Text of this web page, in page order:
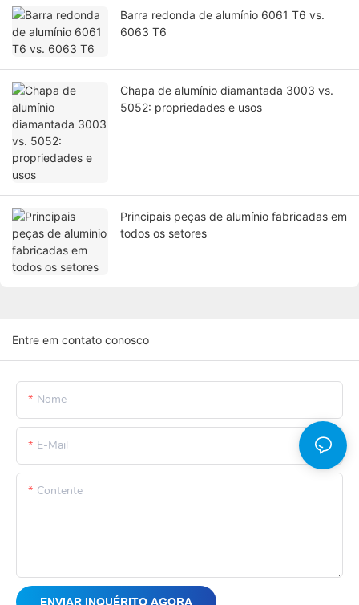
Barra redonda de alumínio 6061 T6 vs.
6063 T6
Chapa de alumínio diamantada 3003 vs.
5052: propriedades e usos
Principais peças de alumínio fabricadas em
todos os setores
Entre em contato conosco
Nome
E-Mail
Contente
ENVIAR INQUÉRITO AGORA